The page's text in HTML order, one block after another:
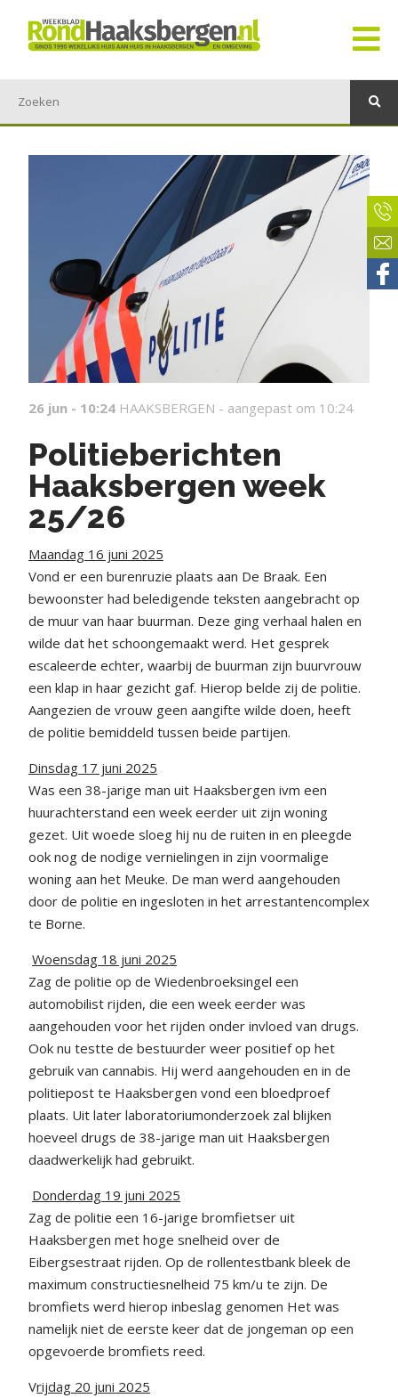
26 jun - 10:24 HAAKSBERGEN - aangepast om 10:24
Politieberichten
Haaksbergen week
25/26
Maandag 16 juni 2025
Vond er een burenruzie plaats aan De Braak. Een
bewoonster had beledigende teksten aangebracht op
de muur van haar buurman. Deze ging verhaal halen en
wilde dat het schoongemaakt werd. Het gesprek
escaleerde echter, waarbij de buurman zijn buurvrouw
een klap in haar gezicht gaf. Hierop belde zij de politie.
Aangezien de vrouw geen aangifte wilde doen, heeft
de politie bemiddeld tussen beide partijen.
Dinsdag 17 juni 2025
Was een 38-jarige man uit Haaksbergen ivm een
huurachterstand een week eerder uit zijn woning
gezet. Uit woede sloeg hij nu de ruiten in en pleegde
ook nog de nodige vernielingen in zijn voormalige
woning aan het Meuke. De man werd aangehouden
door de politie en ingesloten in het arrestantencomplex
te Borne.
Woensdag 18 juni 2025
Zag de politie op de Wiedenbroeksingel een
automobilist rijden, die een week eerder was
aangehouden voor het rijden onder invloed van drugs.
Ook nu testte de bestuurder weer positief op het
gebruik van cannabis. Hij werd aangehouden en in de
politiepost te Haaksbergen vond een bloedproef
plaats. Uit later laboratoriumonderzoek zal blijken
hoeveel drugs de 38-jarige man uit Haaksbergen
daadwerkelijk had gebruikt.
Donderdag 19 juni 2025
Zag de politie een 16-jarige bromfietser uit
Haaksbergen met hoge snelheid over de
Eibergsestraat rijden. Op de rollentestbank bleek de
maximum constructiesnelheid 75 km/u te zijn. De
bromfiets werd hierop inbeslag genomen Het was
namelijk niet de eerste keer dat de jongeman op een
opgevoerde bromfiets reed.
Vrijdag 20 juni 2025